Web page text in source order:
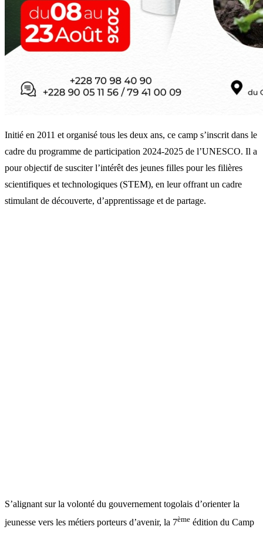
Initié en 2011 et organisé tous les deux ans, ce camp s’inscrit dans le
cadre du programme de participation 2024-2025 de l’UNESCO. Il a
pour objectif de susciter l’intérêt des jeunes filles pour les filières
scientifiques et technologiques (STEM), en leur offrant un cadre
stimulant de découverte, d’apprentissage et de partage.
S’alignant sur la volonté du gouvernement togolais d’orienter la
jeunesse vers les métiers porteurs d’avenir, la 7ème édition du Camp